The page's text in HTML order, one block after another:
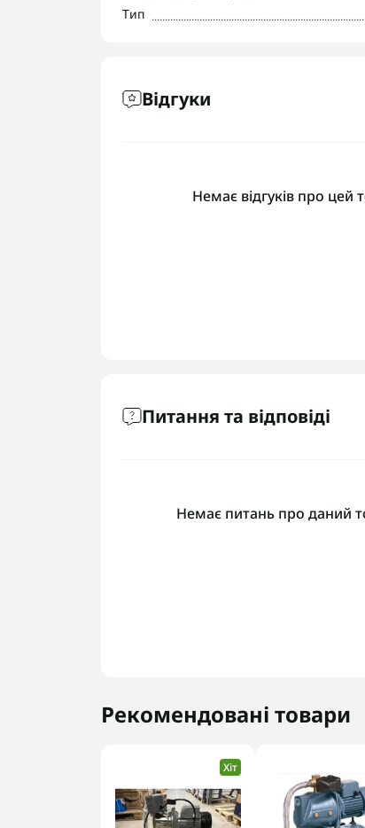
Тип
Відгуки
Немає відгуків про цей
Питання та відповіді
Немає питань про даний
Рекомендовані товари
Хіт